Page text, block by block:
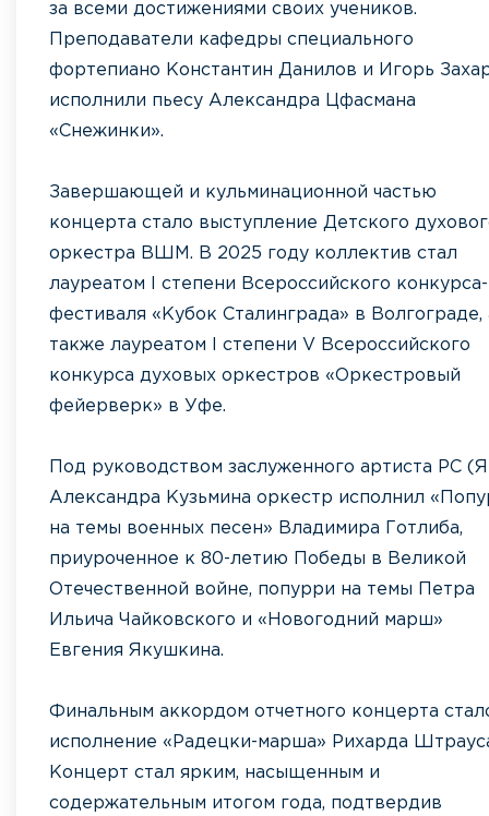
за всеми достижениями своих учеников.
Преподаватели кафедры специального
фортепиано Константин Данилов и Игорь
исполнили пьесу Александра Цфасмана
«Снежинки».
Завершающей и кульминационной частью
концерта стало выступление Детского
оркестра ВШМ. В 2025 году коллектив стал
лауреатом I степени Всероссийского конкурса-
фестиваля «Кубок Сталинграда» в Волгограде,
также лауреатом I степени V Всероссийского
конкурса духовых оркестров «Оркестровый
фейерверк» в Уфе.
Под руководством заслуженного артиста РС
Александра Кузьмина оркестр исполнил
на темы военных песен» Владимира Готлиба,
приуроченное к 80-летию Победы в Великой
Отечественной войне, попурри на темы Петра
Ильича Чайковского и «Новогодний марш»
Евгения Якушкина.
Финальным аккордом отчетного концерта
исполнение «Радецки-марша» Рихарда
Концерт стал ярким, насыщенным и
содержательным итогом года, подтвердив